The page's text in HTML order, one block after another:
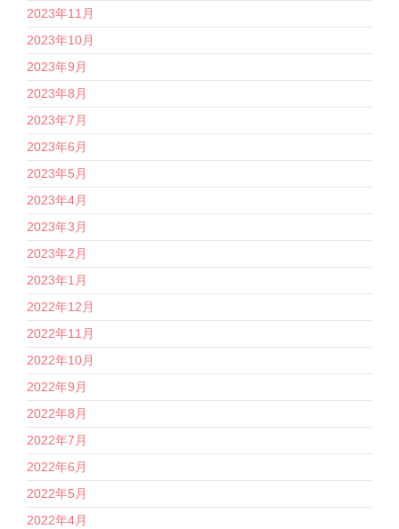
2023年11月
2023年10月
2023年9月
2023年8月
2023年7月
2023年6月
2023年5月
2023年4月
2023年3月
2023年2月
2023年1月
2022年12月
2022年11月
2022年10月
2022年9月
2022年8月
2022年7月
2022年6月
2022年5月
2022年4月